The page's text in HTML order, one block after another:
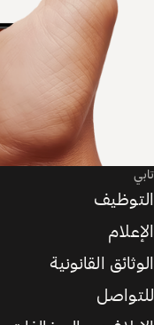
تابي
التوظيف
الإعلام
الوثائق القانونية
للتواصل